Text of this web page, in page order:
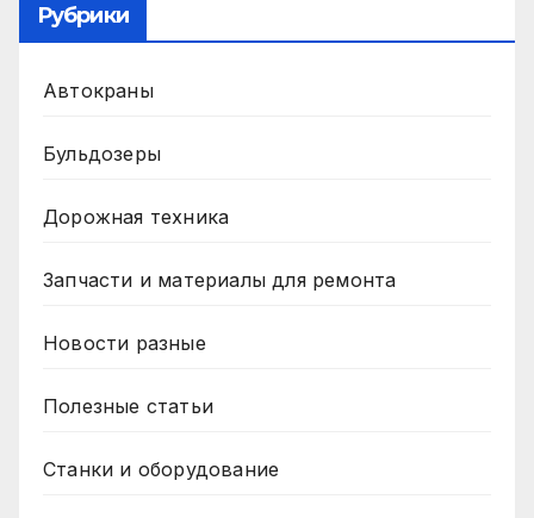
Рубрики
Автокраны
Бульдозеры
Дорожная техника
Запчасти и материалы для ремонта
Новости разные
Полезные статьи
Станки и оборудование